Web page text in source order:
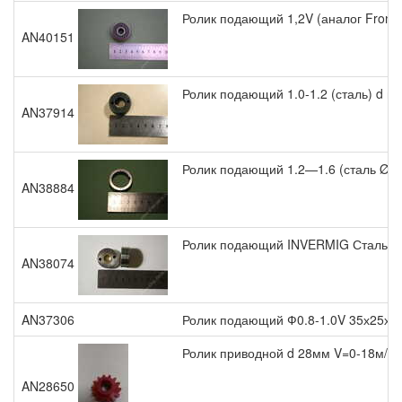
AN40151
Ролик подающий 1,2V (аналог
AN37914
Ролик подающий 1.0-1.2 (сталь) d
AN38884
Ролик подающий 1.2—1.6 (сталь Ø
AN38074
Ролик подающий INVERMIG Сталь
AN37306 Ролик подающий Ф0.8-1.0V
AN28650
Ролик приводной d 28мм V=0-18м/